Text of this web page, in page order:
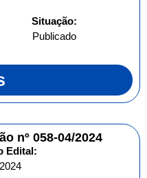
Situação:
Publicado
nº 058-04/2024
Edital: